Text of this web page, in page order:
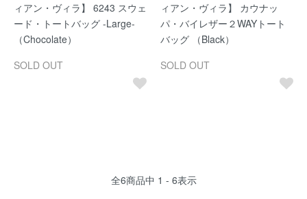
ィアン・ヴィラ】 6243 スウェ
ード・トートバッグ -Large-
（Chocolate）
SOLD OUT
ィアン・ヴィラ】 カウナッ
パ・バイレザー２WAYトート
バッグ （Black）
SOLD OUT
全6商品中 1 - 6表示